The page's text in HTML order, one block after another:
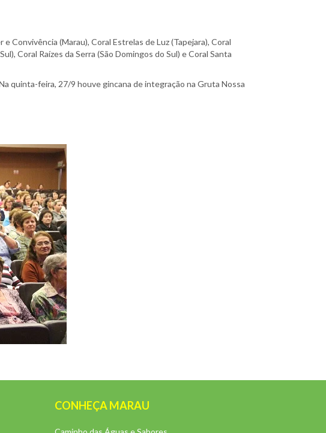
Convivência (Marau), Coral Estrelas de Luz (Tapejara), Coral
Coral Raízes da Serra (São Domingos do Sul) e Coral Santa
quinta-feira, 27/9 houve gincana de integração na Gruta Nossa
CONHEÇA MARAU